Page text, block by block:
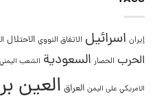
إيران اسرائيل الاتفاق النووي الاحتلال
الحرب الحصار السعودية الشعب اليمني
الامريكي على اليمن العراق العين